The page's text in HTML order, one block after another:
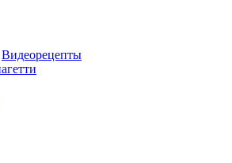
Видеорецепты